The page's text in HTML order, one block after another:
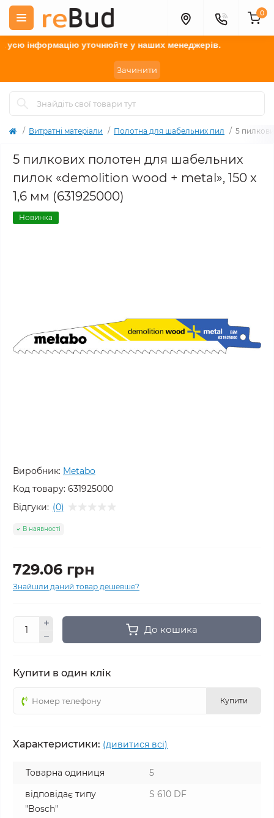
інформацію уточнюйтеу наших менеджерів.
Зачинити
0
Витратні матеріали Полотна для шабельних пил 5
5 пилкових полотен для шабельних
пилок «demolition wood + metal», 150 x
1,6 мм (631925000)
Новинка
Виробник: Metabo
Код товару: 631925000
Відгуки: (0)
В наявності
729.06 грн
Знайшли даний товар дешевше?
До кошика
Купити в один клік
Купити
Характеристики: (дивитися всі)
Товарна одиниця
5
відповідає типу
"Bosch"
S 610 DF